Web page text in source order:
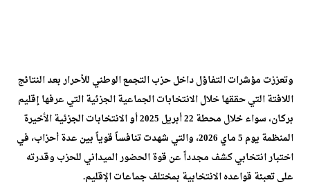
وتعززت مؤشرات التفاؤل داخل حزب التجمع الوطني للأحرار بعد النتائج
اللافتة التي حققها خلال الانتخابات الجماعية الجزئية التي عرفها إقليم
بركان، سواء خلال محطة 22 أبريل 2025 أو الانتخابات الجزئية الأخيرة
المنظمة يوم 5 ماي 2026، والتي شهدت تنافساً قوياً بين عدة أحزاب، في
اختبار انتخابي كشف مجدداً عن قوة الحضور الميداني للحزب وقدرته
على تعبئة قواعده الانتخابية بمختلف جماعات الإقليم.